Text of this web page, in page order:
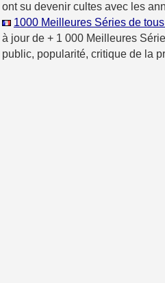
ont su devenir cultes avec les
1000 Meilleures Séries de
à jour de + 1 000 Meilleures
public, popularité, critique de la